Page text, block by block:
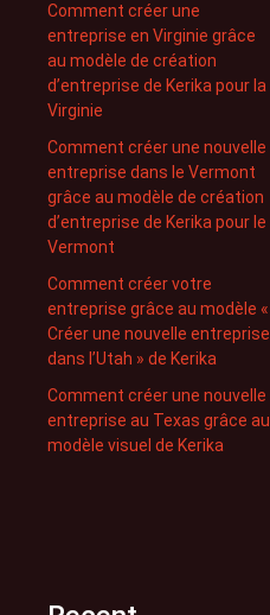
Comment créer une
entreprise en Virginie grâce
au modèle de création
d’entreprise de Kerika pour la
Virginie
Comment créer une nouvelle
entreprise dans le Vermont
grâce au modèle de création
d’entreprise de Kerika pour le
Vermont
Comment créer votre
entreprise grâce au modèle «
Créer une nouvelle entreprise
dans l’Utah » de Kerika
Comment créer une nouvelle
entreprise au Texas grâce au
modèle visuel de Kerika